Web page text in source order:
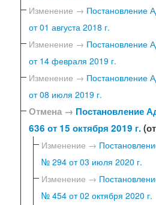
Изменение → Постановление
от 01 августа 2018 г.
Изменение → Постановление
от 14 февраля 2019 г.
Изменение → Постановление
от 08 июля 2019 г.
Отмена → Постановление
636 от 15 октября 2019 г.
Изменение →
№ 294 от 03 июля 2020 г.
Изменение →
№ 454 от 02 октября 2020 г.